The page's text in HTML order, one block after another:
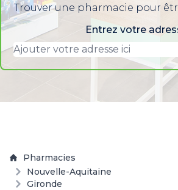
Trouver une pharmacie pour
Entrez votre
Pharmacies
Nouvelle-Aquitaine
Gironde